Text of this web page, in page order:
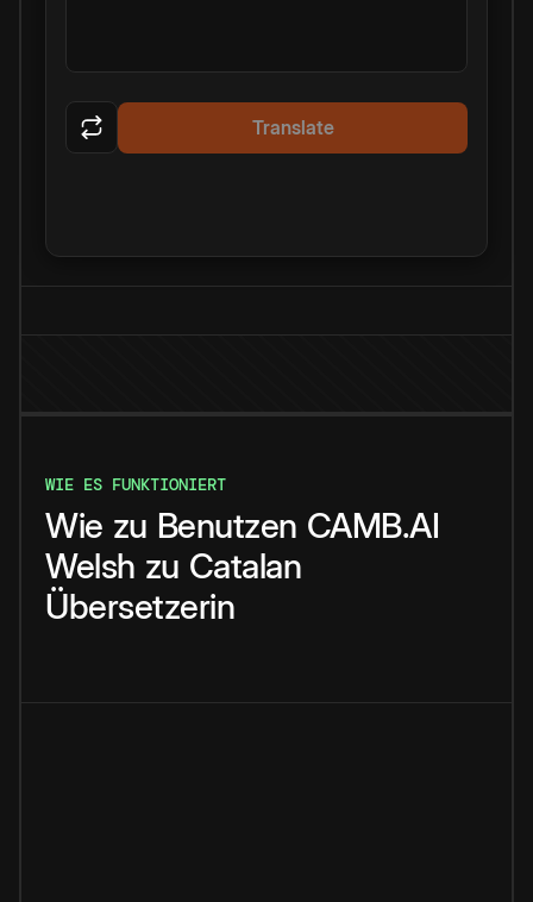
Translate
WIE ES FUNKTIONIERT
Wie zu Benutzen CAMB.AI
Welsh zu Catalan
Übersetzerin